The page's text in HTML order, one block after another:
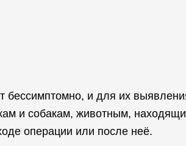
бессимптомно, и для их
и собакам, животным,
операции или после неё.